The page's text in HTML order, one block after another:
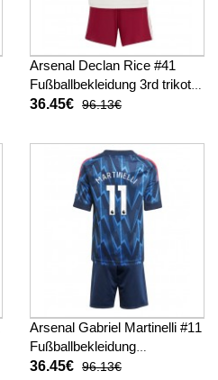
Arsenal Declan Rice #41
Fußballbekleidung 3rd trikot
Kinder 2025-26 Kurzarm (+
36.45€ 96.13€
Arsenal Gabriel Martinelli #11
Fußballbekleidung
Auswärtstrikot Kinder 2025-
36.45€ 96.13€